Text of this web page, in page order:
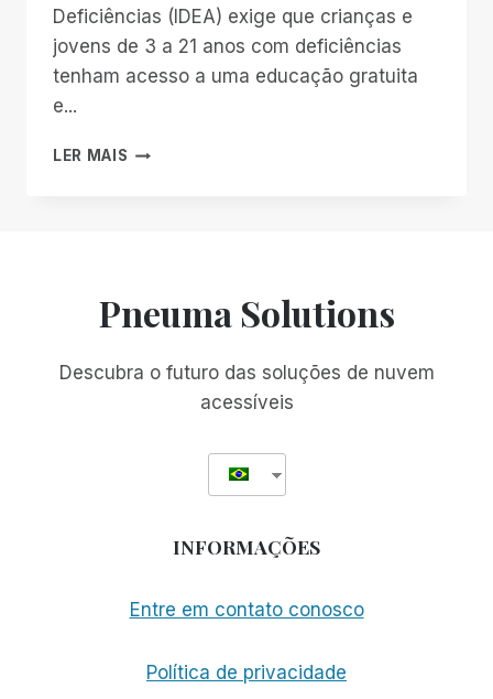
Deficiências (IDEA) exige que crianças e
jovens de 3 a 21 anos com deficiências
tenham acesso a uma educação gratuita
e...
LER MAIS PEGUE
E
Pneuma Solutions
Descubra o futuro das soluções de nuvem
acessíveis
INFORMAÇÕES
Entre em contato conosco
Política de privacidade